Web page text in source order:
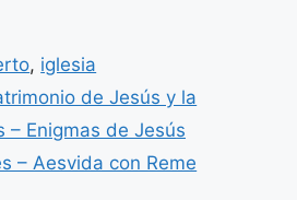
, iglesia
de Jesús y la
– Enigmas de Jesús
– Aesvida con Reme